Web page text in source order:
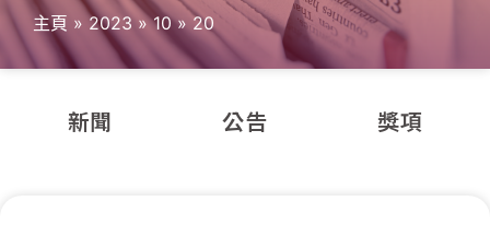
主頁 » 2023 » 10 »20
新聞 公告 獎項